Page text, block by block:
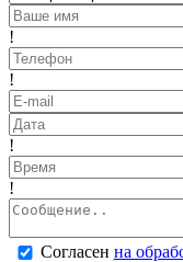
!
!
!
!
Согласен на